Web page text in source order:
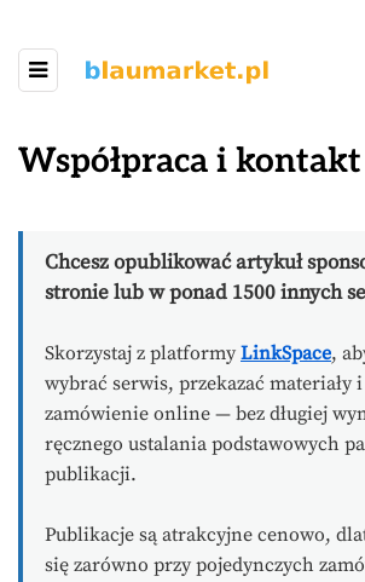
Współpraca i kontakt
Chcesz opublikować artykuł
stronie lub w ponad 1500 innych
Skorzystaj z platformy LinkSpace,
wybrać serwis, przekazać materiały i
zamówienie online — bez długiej
ręcznego ustalania podstawowych
publikacji.
Publikacje są atrakcyjne cenowo,
się zarówno przy pojedynczych